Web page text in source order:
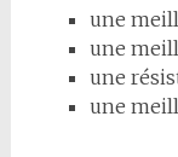
une
une
une
une